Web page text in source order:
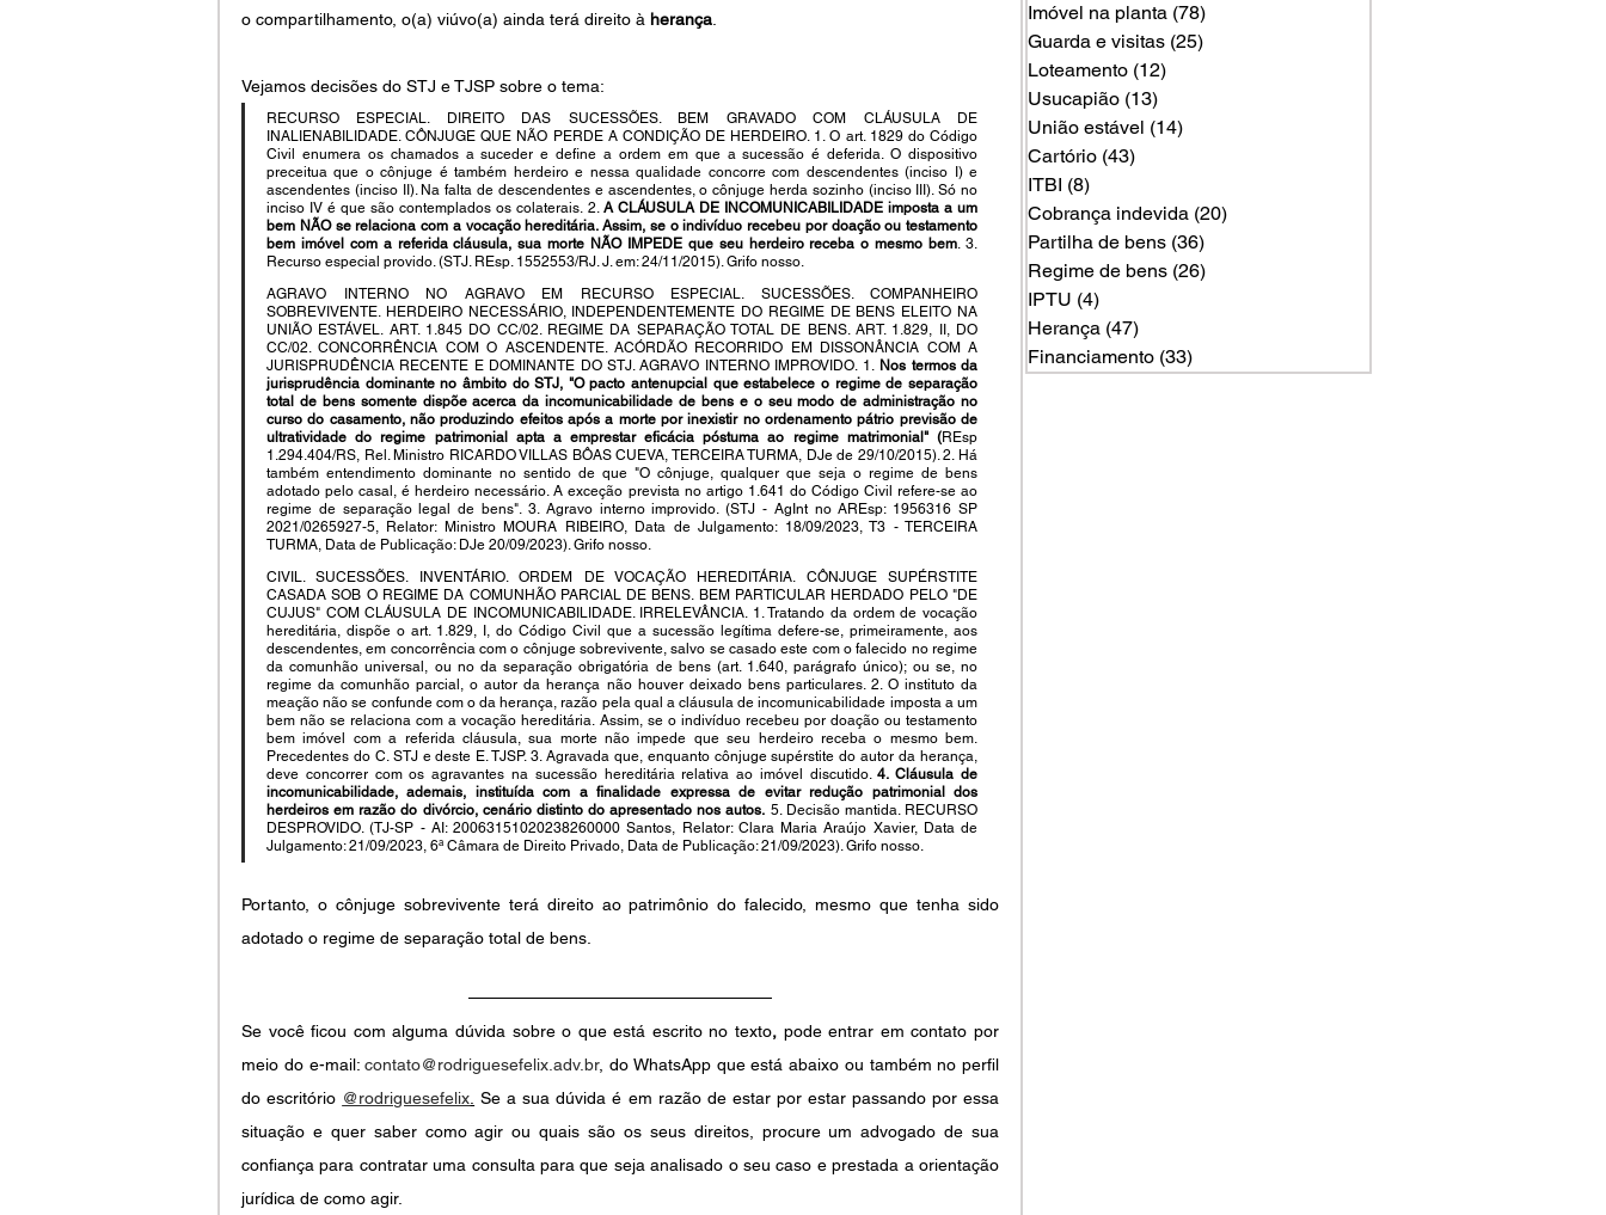
o compartilhamento, o(a) viúvo(a) ainda terá direito à herança
Vejamos decisões do STJ e TJSP sobre o tema:
RECURSO ESPECIAL. DIREITO DAS SUCESSÕES. BEM GRAVADO COM CLÁUSULA DE
INALIENABILIDADE. CÔNJUGE QUE NÃO PERDE A CONDIÇÃO DE HERDEIRO. 1. O art. 1829 do Código
Civil enumera os chamados a suceder e define a ordem em que a sucessão é deferida. O dispositivo
preceitua que o cônjuge é também herdeiro e nessa qualidade concorre com descendentes (inciso I) e
ascendentes (inciso II). Na falta de descendentes e ascendentes, o cônjuge herda sozinho (inciso III). Só no
inciso IV é que são contemplados os colaterais. 2. A CLÁUSULA DE INCOMUNICABILIDADE imposta a um
bem NÃO se relaciona com a vocação hereditária. Assim, se o indivíduo recebeu por doação ou testamento
bem imóvel com a referida cláusula, sua morte NÃO IMPEDE que seu herdeiro receba o mesmo bem . 3.
Recurso especial provido. (STJ. REsp. 1552553/RJ. J. em: 24/11/2015). Grifo nosso.
AGRAVO INTERNO NO AGRAVO EM RECURSO ESPECIAL. SUCESSÕES. COMPANHEIRO
SOBREVIVENTE. HERDEIRO NECESSÁRIO, INDEPENDENTEMENTE DO REGIME DE BENS ELEITO NA
UNIÃO ESTÁVEL. ART. 1.845 DO CC/02. REGIME DA SEPARAÇÃO TOTAL DE BENS. ART. 1.829, II, DO
CC/02. CONCORRÊNCIA COM O ASCENDENTE. ACÓRDÃO RECORRIDO EM DISSONÂNCIA COM A
JURISPRUDÊNCIA RECENTE E DOMINANTE DO STJ. AGRAVO INTERNO IMPROVIDO. 1.
Nos termos da
jurisprudência dominante no âmbito do STJ, "O pacto antenupcial que estabelece o regime de separação
total de bens somente dispõe acerca da incomunicabilidade de bens e o seu modo de administração no
curso do casamento, não produzindo efeitos após a morte por inexistir no ordenamento pátrio previsão de
ultratividade do regime patrimonial apta a emprestar eficácia póstuma ao regime matrimonial" (REsp
1.294.404/RS, Rel. Ministro RICARDO VILLAS BÔAS CUEVA, TERCEIRA TURMA, DJe de 29/10/2015). 2. Há
também entendimento dominante no sentido de que "O cônjuge, qualquer que seja o regime de bens
adotado pelo casal, é herdeiro necessário. A exceção prevista no artigo 1.641 do Código Civil refere-se ao
regime de separação legal de bens". 3. Agravo interno improvido. (STJ - AgInt no AREsp: 1956316 SP
2021/0265927-5, Relator: Ministro MOURA RIBEIRO, Data de Julgamento: 18/09/2023, T3 - TERCEIRA
TURMA, Data de Publicação: DJe 20/09/2023). Grifo nosso.
CIVIL. SUCESSÕES. INVENTÁRIO. ORDEM DE VOCAÇÃO HEREDITÁRIA. CÔNJUGE SUPÉRSTITE
CASADA SOB O REGIME DA COMUNHÃO PARCIAL DE BENS. BEM PARTICULAR HERDADO PELO "DE
CUJUS" COM CLÁUSULA DE INCOMUNICABILIDADE. IRRELEVÂNCIA. 1. Tratando da ordem de vocação
hereditária, dispõe o art. 1.829, I, do Código Civil que a sucessão legítima defere-se, primeiramente, aos
descendentes, em concorrência com o cônjuge sobrevivente, salvo se casado este com o falecido no regime
da comunhão universal, ou no da separação obrigatória de bens (art. 1.640, parágrafo único); ou se, no
regime da comunhão parcial, o autor da herança não houver deixado bens particulares. 2. O instituto da
meação não se confunde com o da herança, razão pela qual a cláusula de incomunicabilidade imposta a um
bem não se relaciona com a vocação hereditária. Assim, se o indivíduo recebeu por doação ou testamento
bem imóvel com a referida cláusula, sua morte não impede que seu herdeiro receba o mesmo bem.
Precedentes do C. STJ e deste E. TJSP. 3. Agravada que, enquanto cônjuge supérstite do autor da herança,
deve concorrer com os agravantes na sucessão hereditária relativa ao imóvel discutido. 4. Cláusula de
incomunicabilidade, ademais, instituída com a finalidade expressa de evitar redução patrimonial dos
herdeiros em razão do divórcio, cenário distinto do apresentado nos autos. 5. Decisão mantida. RECURSO
DESPROVIDO. (TJ-SP - AI: 20063151020238260000 Santos, Relator: Clara Maria Araújo Xavier, Data de
Julgamento: 21/09/2023, 6ª Câmara de Direito Privado, Data de Publicação: 21/09/2023). Grifo nosso.
Portanto, o cônjuge sobrevivente terá direito ao patrimônio do falecido, mesmo que tenha sido
adotado o regime de separação total de bens.
Se você ficou com alguma dúvida sobre o que está escrito no texto, pode entrar em contato por
meio do e-mail: contato@rodriguesefelix.adv.br, do WhatsApp que está abaixo ou também no perfil
do escritório @rodriguesefelix Se a sua dúvida é em razão de estar por estar passando por essa
situação e quer saber como agir ou quais são os seus direitos, procure um advogado de sua
confiança para contratar uma consulta para que seja analisado o seu caso e prestada a orientação
jurídica de como agir.
Imóvel na planta (78)
Guarda e visitas (25)
Loteamento (12)
Usucapião (13)
União estável (14)
Cartório (43)
ITBI (8)
Cobrança indevida (20)
Partilha de bens (36)
Regime de bens (26)
IPTU (4)
Herança (47)
Financiamento (33)